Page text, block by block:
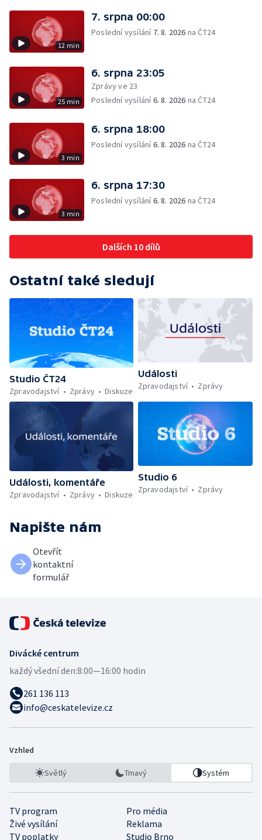
12 min
7. srpna 00:00
Poslední vysílání 7. 8. 2026 na ČT24
25 min
6. srpna 23:05
Zprávy ve 23
Poslední vysílání6. 8. 2026 na ČT24
3 min
6. srpna 18:00
Poslední vysílání6. 8. 2026 na ČT24
3 min
6. srpna 17:30
Poslední vysílání6. 8. 2026 na ČT24
Dalších 10 dílů
Ostatní také sledují
Studio ČT24
Zpravodajství
Zprávy Diskuze
Události
Zpravodajství
Zprávy
Události, komentáře
Zpravodajství
Zprávy Diskuze
Studio 6
Zpravodajství
Zprávy
Napište nám
Otevřít
kontaktní
formulář
Divácké centrum
každý všední den:8:00—16:00 hodin
261 136 113
info@ceskatelevize.cz
Vzhled
Světlý Tmavý Systém
TV program
Pro média
Živé vysílání
Reklama
TV poplatky
Studio Brno